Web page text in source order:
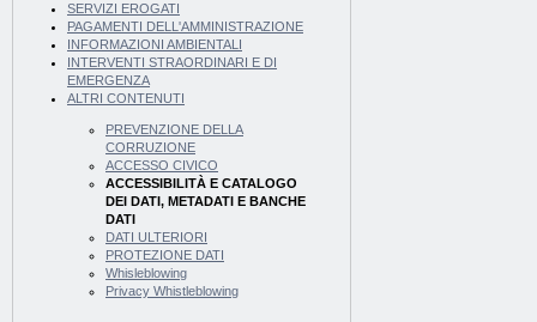
SERVIZI EROGATI
PAGAMENTI DELL'AMMINISTRAZIONE
INFORMAZIONI AMBIENTALI
INTERVENTI STRAORDINARI E DI
EMERGENZA
ALTRI CONTENUTI
PREVENZIONE DELLA
CORRUZIONE
ACCESSO CIVICO
ACCESSIBILITÀ E CATALOGO
DEI DATI, METADATI E BANCHE
DATI
DATI ULTERIORI
PROTEZIONE DATI
Whisleblowing
Privacy Whistleblowing